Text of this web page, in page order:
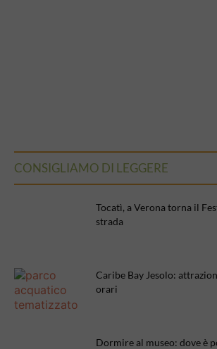
CONSIGLIAMO DI LEGGERE
Tocatì, a Verona torna il
strada
Caribe Bay Jesolo:
orari
Dormire al museo: dove è